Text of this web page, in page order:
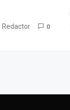
Redactor 0